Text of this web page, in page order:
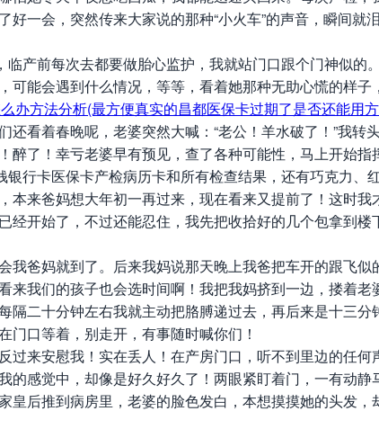
一会，突然传来大家说的那种“小火车”的声音，瞬间
前每次去都要做胎心监护，我就站门口跟个门神似的
能会遇到什么情况，等等，看着她那种无助心慌的样子
着春晚呢，老婆突然大喊：“老公！羊水破了！”我转
了！幸亏老婆早有预见，查了各种可能性，马上开始
行卡医保卡产检病历卡和所有检查结果，还有巧克力、
本来爸妈想大年初一再过来，现在看来又提前了！这时
开始了，不过还能忍住，我先把收拾好的几个包拿到
妈就到了。后来我妈说那天晚上我爸把车开的跟飞似
我们的孩子也会选时间啊！我把我妈挤到一边，搂着
二十分钟左右我就主动把胳膊递过去，再后来是十三
口等着，别走开，有事随时喊你们！
来安慰我！实在丢人！在产房门口，听不到里边的任何
感觉中，却像是好久好久了！两眼紧盯着门，一有动
后推到病房里，老婆的脸色发白，本想摸摸她的头发，